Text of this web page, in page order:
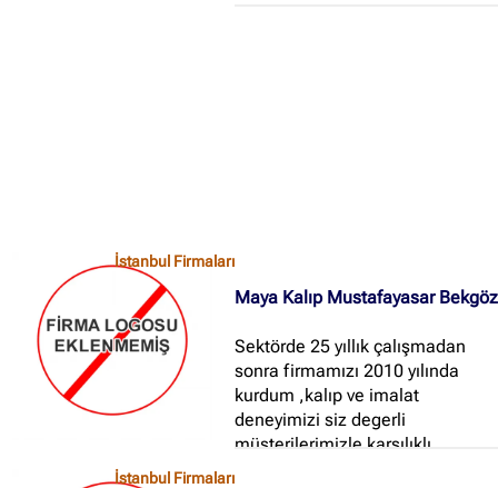
İstanbul Firmaları
Maya Kalıp Mustafayasar Bekgöz
Sektörde 25 yıllık çalışmadan
sonra firmamızı 2010 yılında
kurdum ,kalıp ve imalat
deneyimizi siz degerli
müşterilerimizle karşılıklı
İstanbul Firmaları